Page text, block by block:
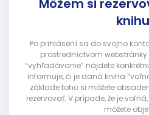
Môžem si
Po prihlásení sa do svojho
prostredníctvom webstránky
“vyhľadávanie” nájdete
informuje, či je daná kniha
základe toho si môžete
rezervovať. V prípade, že je
môžete